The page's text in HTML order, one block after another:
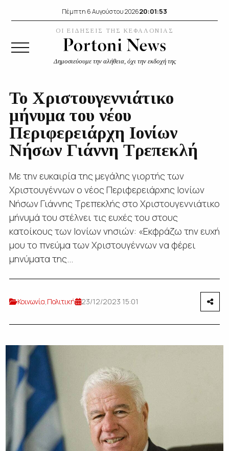
Πέμπτη 6 Αυγούστου 202620:01:54
ΟΙ ΕΙΔΗΣΕΙΣ ΤΗΣ ΚΕΦΑΛΟΝΙΑΣ
Δημοσιεύουμε την αλήθεια, όχι την εκδοχή της
Το Χριστουγεννιάτικο
μήνυμα του νέου
Περιφερειάρχη Ιονίων
Νήσων Γιάννη Τρεπεκλή
Με την ευκαιρία της μεγάλης γιορτής των
Χριστουγέννων ο νέος Περιφερειάρχης Ιονίων
Νήσων Γιάννης Τρεπεκλής στο Χριστουγεννιάτικο
μήνυμά του στέλνει τις ευχές του στους
κατοίκους των Ιονίων νησιών: «Εκφράζω την ευχή
μου το πνεύμα των Χριστουγέννων να φέρει
μηνύματα της...
Κοινωνία,Πολιτική 23/12/2023 15:01